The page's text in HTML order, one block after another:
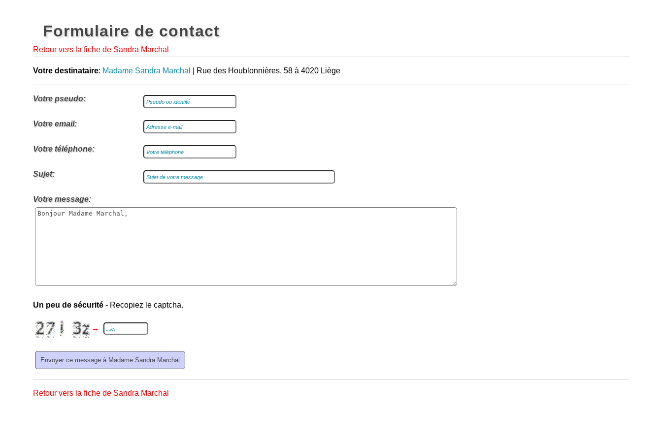
Formulaire de contact
Retour vers la fiche de Sandra Marchal
Votre destinataire: Madame Sandra Marchal | Rue des Houblonnières, 58 à 4020 Liège
Votre pseudo:
Votre email:
Votre téléphone:
Sujet:
Votre message:
Un peu de sécurité - Recopiez le captcha.
→
Retour vers la fiche de Sandra Marchal